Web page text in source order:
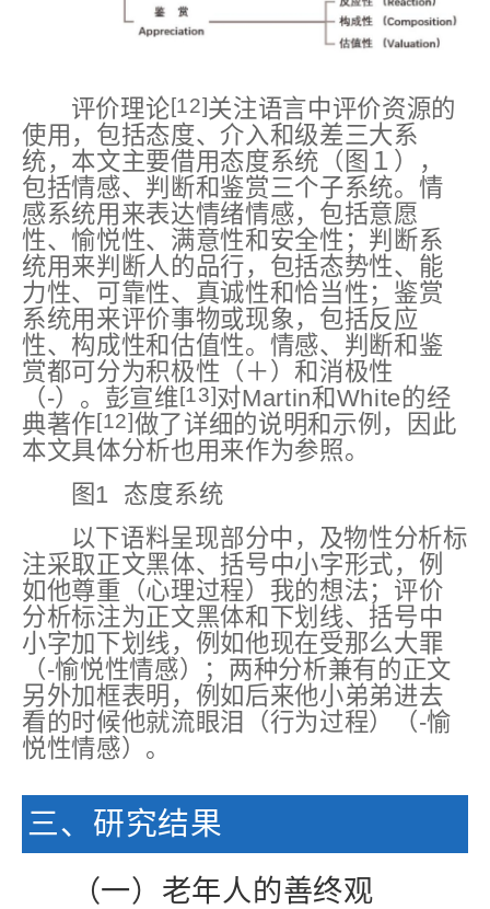
评价理论[12]关注语言中评价资源的
使用，包括态度、介入和级差三大系
统，本文主要借用态度系统（图１），
包括情感、判断和鉴赏三个子系统。情
感系统用来表达情绪情感，包括意愿
性、愉悦性、满意性和安全性；判断系
统用来判断人的品行，包括态势性、能
力性、可靠性、真诚性和恰当性；鉴赏
系统用来评价事物或现象，包括反应
性、构成性和估值性。情感、判断和鉴
赏都可分为积极性（＋）和消极性
（-）。彭宣维[13]对Martin和White的经
典著作[12]做了详细的说明和示例，因此
本文具体分析也用来作为参照。
图1 态度系统
以下语料呈现部分中，及物性分析标
注采取正文黑体、括号中小字形式，例
如他尊重（心理过程）我的想法；评价
分析标注为正文黑体和下划线、括号中
小字加下划线，例如他现在受那么大罪
（-愉悦性情感）
；两种分析兼有的正文
另外加框表明，例如后来他小弟弟进去
看的时候他就流眼泪 （行为过程）
（-愉
悦性情感） 。
三、研究结果
（一）老年人的善终观